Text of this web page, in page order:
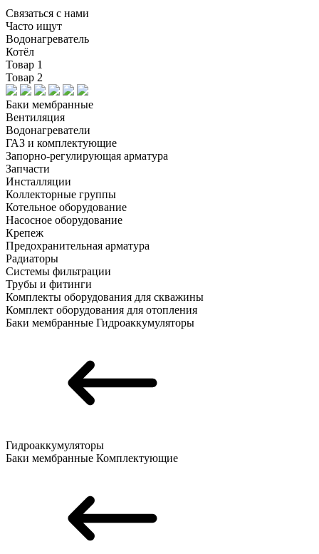
Связаться с нами
Часто ищут
Водонагреватель
Котёл
Товар 1
Товар 2
Баки мембранные
Вентиляция
Водонагреватели
ГАЗ и комплектующие
Запорно-регулирующая арматура
Запчасти
Инсталляции
Коллекторные группы
Котельное оборудование
Насосное оборудование
Крепеж
Предохранительная арматура
Радиаторы
Системы фильтрации
Трубы и фитинги
Комплекты оборудования для скважины
Комплект оборудования для отопления
Баки мембранные Гидроаккумуляторы
Гидроаккумуляторы
Баки мембранные Комплектующие